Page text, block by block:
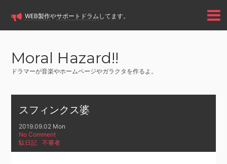
WEB製作やサポートドラム してます。
Moral Hazard!!
ドラマーが音楽やホームページやガラクタを作るよ。
スフィンクス婆
2019.09.02 Mon
No Comment
駄日記
不審者